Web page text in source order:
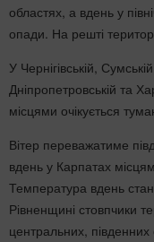
областях, а вдень у
опади. На решті
У Чернігівській,
Дніпропетровській та
місцями очікується
Вітер переважатиме
вдень у Карпатах
Температура вдень
Рівненщині стовпчики
центральних, південних